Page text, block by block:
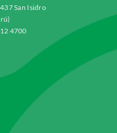
San Isidro
4700